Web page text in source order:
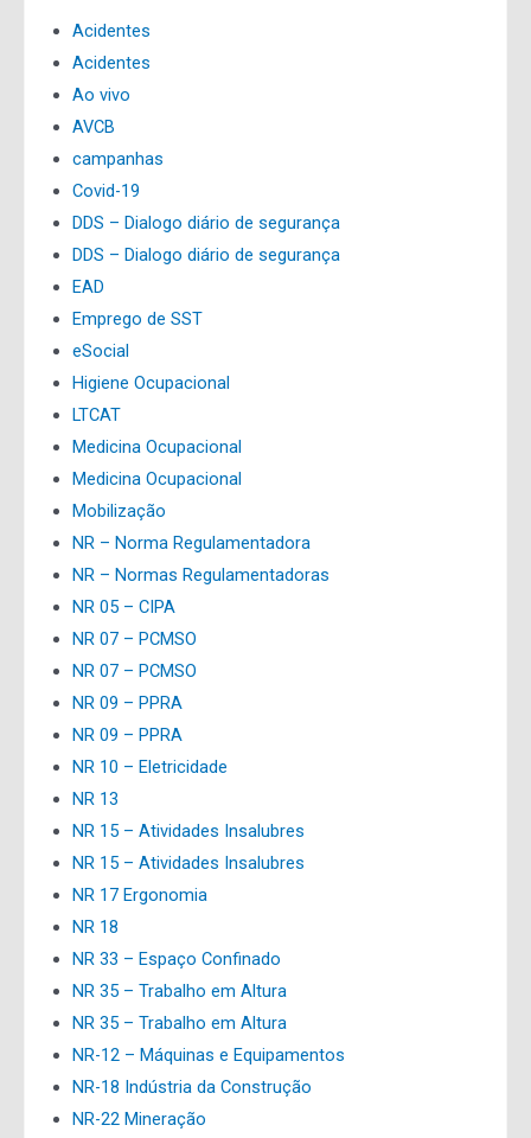
Acidentes
Acidentes
Ao vivo
AVCB
campanhas
Covid-19
DDS – Dialogo diário de segurança
DDS – Dialogo diário de segurança
EAD
Emprego de SST
eSocial
Higiene Ocupacional
LTCAT
Medicina Ocupacional
Medicina Ocupacional
Mobilização
NR – Norma Regulamentadora
NR – Normas Regulamentadoras
NR 05 – CIPA
NR 07 – PCMSO
NR 07 – PCMSO
NR 09 – PPRA
NR 09 – PPRA
NR 10 – Eletricidade
NR 13
NR 15 – Atividades Insalubres
NR 15 – Atividades Insalubres
NR 17 Ergonomia
NR 18
NR 33 – Espaço Confinado
NR 35 – Trabalho em Altura
NR 35 – Trabalho em Altura
NR-12 – Máquinas e Equipamentos
NR-18 Indústria da Construção
NR-22 Mineração